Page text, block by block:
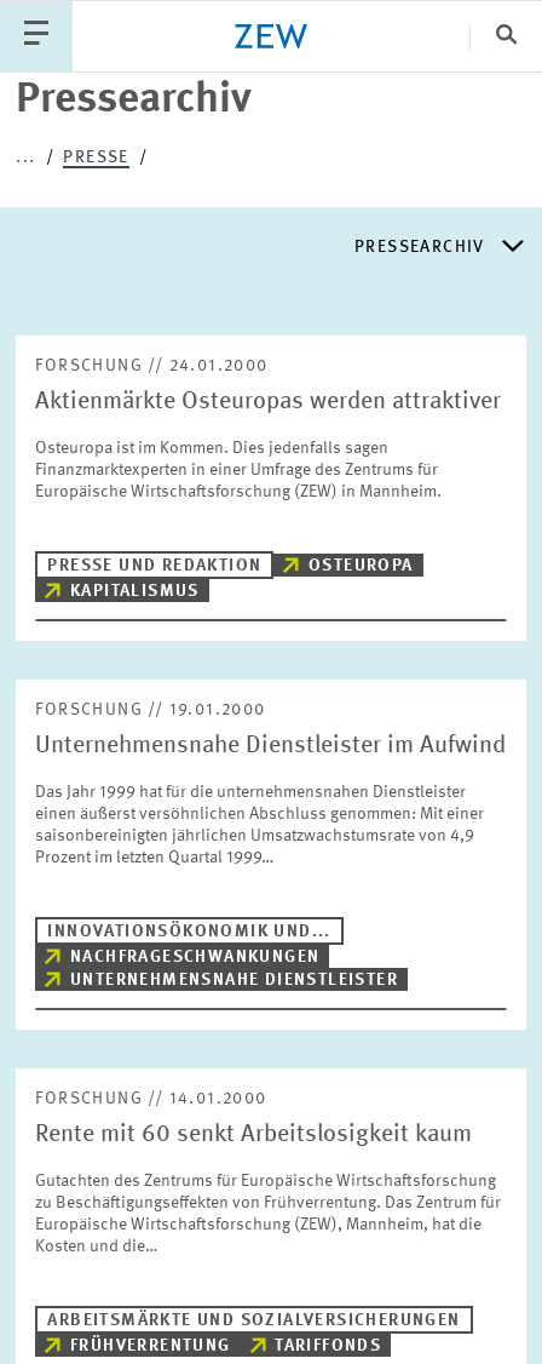
Pressearchiv
... PRESSE
PRESSEARCHIV
PRESSEVERTEILER
EXPERTENLISTE
BILDMATERIAL
ZEW IN DEN MEDIEN
JAHRESBERICHT
FORSCHUNG // 24.01.2000
Aktienmärkte Osteuropas werden attraktiver
Osteuropa ist im Kommen. Dies jedenfalls sagen
Finanzmarktexperten in einer Umfrage des Zentrums für
Europäische Wirtschaftsforschung (ZEW) in Mannheim.
PRESSE UND REDAKTION
OSTEUROPA
KAPITALISMUS
FORSCHUNG // 19.01.2000
Unternehmensnahe Dienstleister im Aufwind
Das Jahr 1999 hat für die unternehmensnahen Dienstleister
einen äußerst versöhnlichen Abschluss genommen: Mit einer
saisonbereinigten jährlichen Umsatzwachstumsrate von 4,9
Prozent im letzten Quartal 1999…
INNOVATIONSÖKONOMIK UND...
NACHFRAGESCHWANKUNGEN
UNTERNEHMENSNAHE DIENSTLEISTER
FORSCHUNG // 14.01.2000
Rente mit 60 senkt Arbeitslosigkeit kaum
Gutachten des Zentrums für Europäische Wirtschaftsforschung
zu Beschäftigungseffekten von Frühverrentung. Das Zentrum für
Europäische Wirtschaftsforschung (ZEW), Mannheim, hat die
Kosten und die…
ARBEITSMÄRKTE UND SOZIALVERSICHERUNGEN
FRÜHVERRENTUNG
TARIFFONDS